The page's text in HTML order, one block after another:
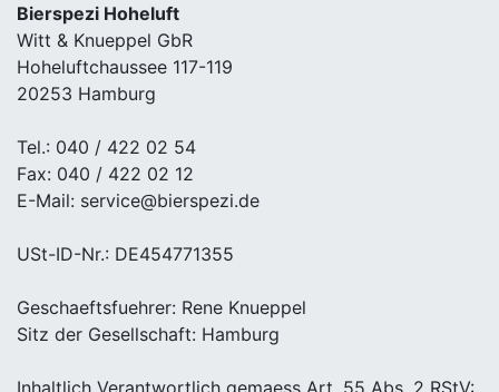
Bierspezi Hoheluft
Witt & Knueppel GbR
Hoheluftchaussee 117-119
20253 Hamburg
Tel.: 040 / 422 02 54
Fax: 040 / 422 02 12
E-Mail: service@bierspezi.de
USt-ID-Nr.: DE454771355
Geschaeftsfuehrer: Rene Knueppel
Sitz der Gesellschaft: Hamburg
Inhaltlich Verantwortlich gemaess Art. 55 Abs. 2 RStV: